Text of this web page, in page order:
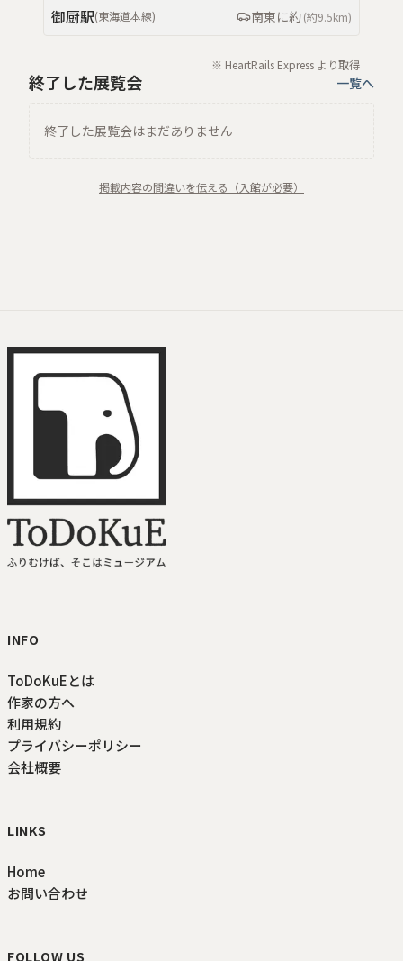
御厨駅(東海道本線) 南東に約(約9.5km)
※ HeartRails Express より取得
終了した展覧会 一覧へ
終了した展覧会はまだありません
掲載内容の間違いを伝える（入館が必要）
INFO
ToDoKuEとは
作家の方へ
利用規約
プライバシーポリシー
会社概要
LINKS
Home
お問い合わせ
FOLLOW US